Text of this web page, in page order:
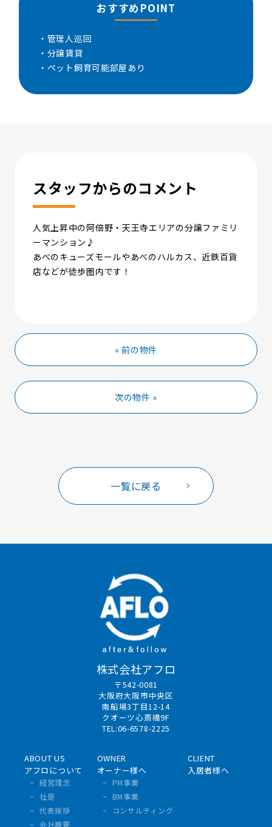
おすすめPOINT
・管理人巡回
・分譲賃貸
・ペット飼育可能部屋あり
スタッフからのコメント
人気上昇中の阿倍野・天王寺エリアの分譲ファミリ
ーマンション♪
あべのキューズモールやあべのハルカス、近鉄百貨
店などが徒歩圏内です！
« 前の物件
次の物件 »
一覧に戻る
株式会社アフロ
〒542-0081
大阪府大阪市中央区
南船場3丁目12-14
クオーツ心斎橋9F
TEL:06-6578-2225
ABOUT US
アフロについて
経営理念
社是
代表挨拶
会社概要
OWNER
オーナー様へ
PM事業
BM事業
コンサルティング
CLIENT
入居者様へ